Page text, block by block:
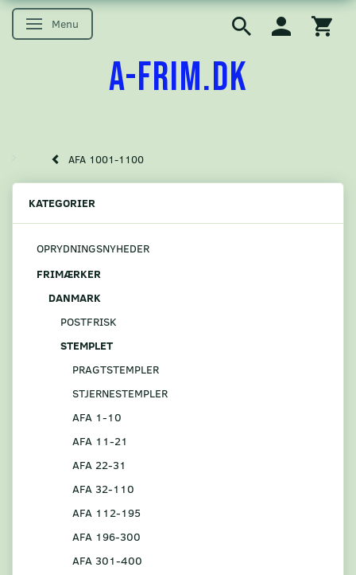
Skifte navigation
Menu
A-FRIM.DK
AFA 1001-1100
KATEGORIER
OPRYDNINGSNYHEDER
FRIMÆRKER
DANMARK
POSTFRISK
STEMPLET
PRAGTSTEMPLER
STJERNESTEMPLER
AFA 1-10
AFA 11-21
AFA 22-31
AFA 32-110
AFA 112-195
AFA 196-300
AFA 301-400